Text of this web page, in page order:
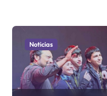
Noticias